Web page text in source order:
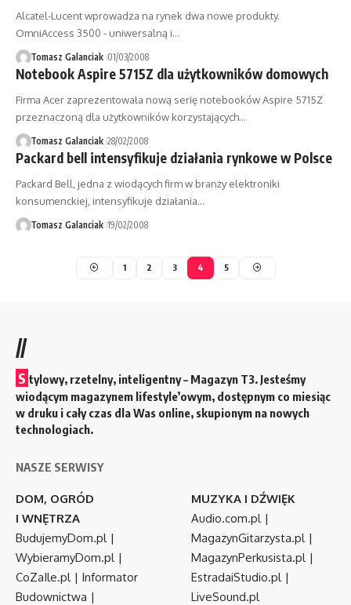
Alcatel-Lucent wprowadza na rynek dwa nowe produkty.
OmniAccess 3500 - uniwersalną i…
Tomasz Galanciak 01/03/2008
Notebook Aspire 5715Z dla użytkowników domowych
Firma Acer zaprezentowała nową serię notebooków Aspire 5715Z
przeznaczoną dla użytkowników korzystających…
Tomasz Galanciak 28/02/2008
Packard bell intensyfikuje działania rynkowe w Polsce
Packard Bell, jedna z wiodących firm w branży elektroniki
konsumenckiej, intensyfikuje działania…
Tomasz Galanciak 19/02/2008
1 2 3 4 5
//
S tylowy, rzetelny, inteligentny – Magazyn T3. Jesteśmy
wiodącym magazynem lifestyle’owym, dostępnym co miesiąc
w druku i cały czas dla Was online, skupionym na nowych
technologiach.
NASZE SERWISY
DOM, OGRÓD
I WNĘTRZA
BudujemyDom.pl |
WybieramyDom.pl |
CoZaIle.pl | Informator
Budownictwa |
MUZYKA I DŹWIĘK
Audio.com.pl |
MagazynGitarzysta.pl |
MagazynPerkusista.pl |
EstradaiStudio.pl |
LiveSound.pl